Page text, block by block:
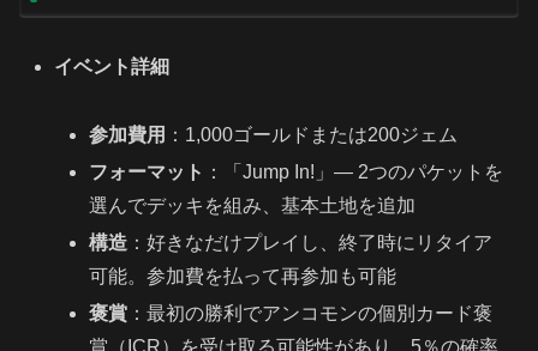
イベント詳細
参加費用 ：1,000ゴールドまたは200ジェム
フォーマット ：「Jump In!」— 2つのパケットを
選んでデッキを組み、基本土地を追加
構造 ：好きなだけプレイし、終了時にリタイア
可能。参加費を払って再参加も可能
褒賞 ：最初の勝利でアンコモンの個別カード褒
賞（ICR）を受け取る可能性があり、5％の確率